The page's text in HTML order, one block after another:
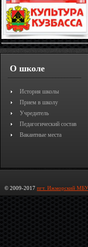
О школе
История школы
Прием в школу
Учредитель
Педагогический состав
Вакантные места
© 2009-2017 пгт. Ижморский МБУ